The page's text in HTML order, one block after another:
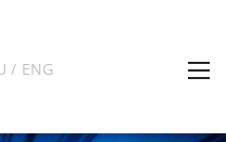
/ ENG